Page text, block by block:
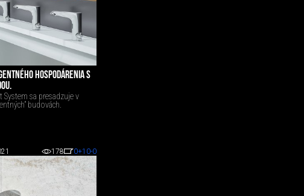
HOSPODÁRENIA S
System sa presadzuje v
budovách.
178 0+10-0